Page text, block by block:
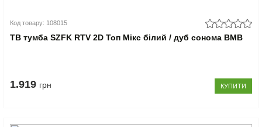
Код товару: 108015
ТВ тумба SZFK RTV 2D Топ Мікс білий / дуб сонома ВМВ
1.919 грн КУПИТИ